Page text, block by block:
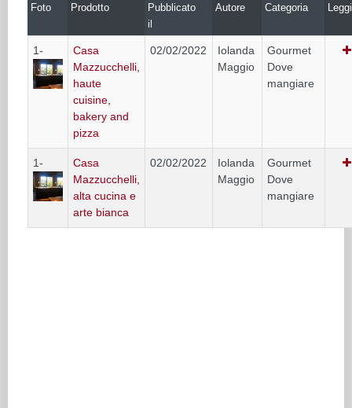
Foto Prodotto
Pubblicato
il
Autore Categoria Leggi
1-
Casa
Mazzucchelli,
haute
cuisine,
bakery and
pizza
02/02/2022
Iolanda
Maggio
Gourmet
Dove
mangiare
1-
Casa
Mazzucchelli,
alta cucina e
arte bianca
02/02/2022
Iolanda
Maggio
Gourmet
Dove
mangiare